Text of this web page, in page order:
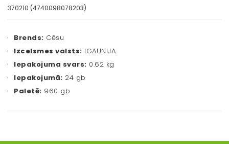
370210 (4740098078203)
Brends: Cēsu
Izcelsmes valsts: IGAUNIJA
Iepakojuma svars: 0.62 kg
Iepakojumā: 24 gb
Paletē: 960 gb